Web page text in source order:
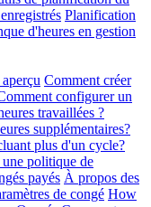
Planification
d'heures en gestion
Comment créer
configurer un
travaillées ?
supplémentaires?
plus d'un cycle?
politique de
payés À propos des
de congé How